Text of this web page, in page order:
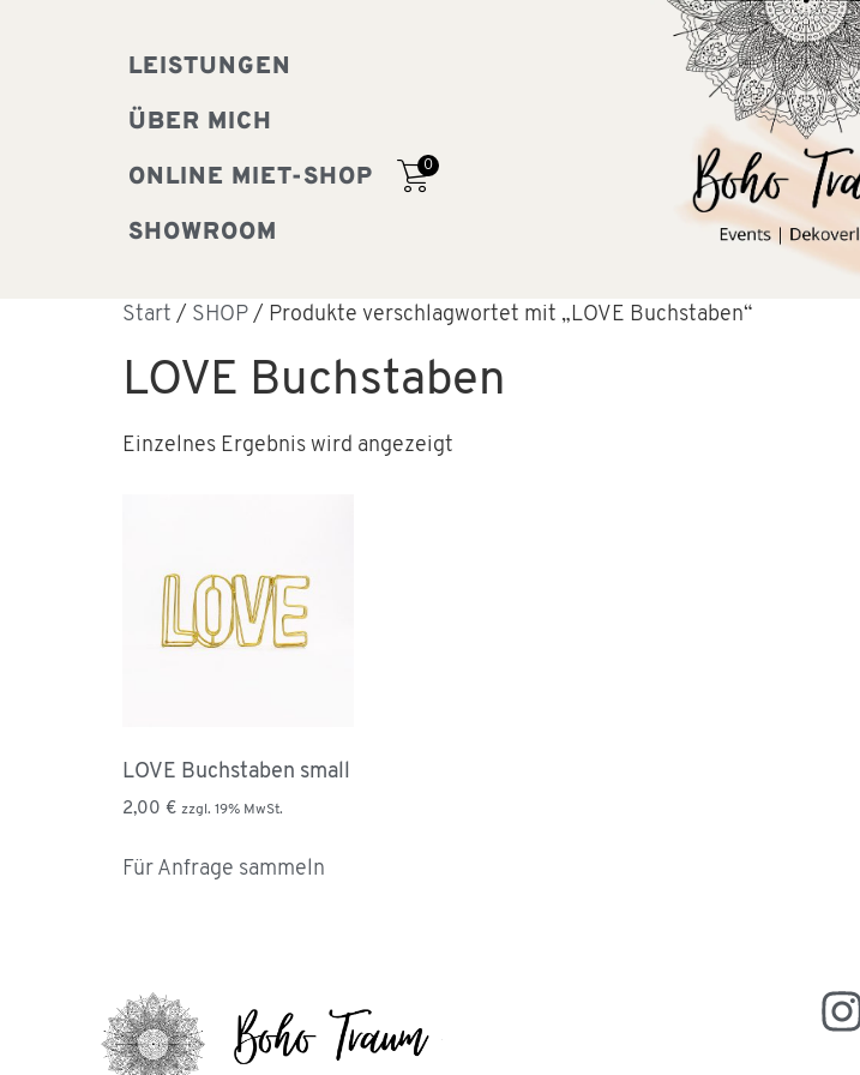
LEISTUNGEN
ÜBER MICH
ONLINE MIET-SHOP
SHOWROOM
0
Start / SHOP / Produkte verschlagwortet mit „LOVE Buchstaben“
LOVE Buchstaben
Einzelnes Ergebnis wird angezeigt
LOVE Buchstaben small
2,00 € zzgl. 19% MwSt.
Für Anfrage sammeln